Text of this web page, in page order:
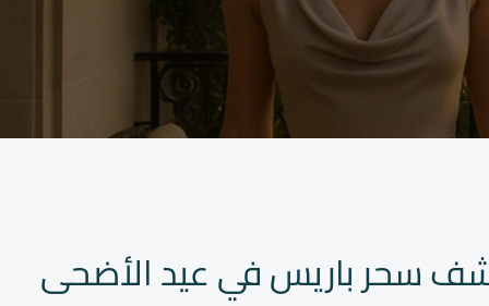
سحر باريس في عيد الأضحى